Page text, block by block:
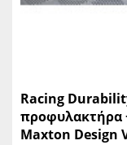
Racing
προφυλακτήρα
Maxton Design